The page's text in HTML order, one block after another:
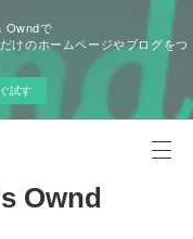
Owndで
けのホームページやブログをつ
試す
Ownd